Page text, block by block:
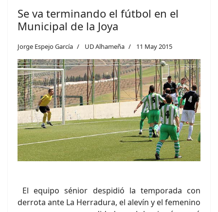
Se va terminando el fútbol en el
Municipal de la Joya
Jorge Espejo García UD Alhameña 11 May 2015
El equipo sénior despidió la temporada con
derrota ante La Herradura, el alevín y el femenino